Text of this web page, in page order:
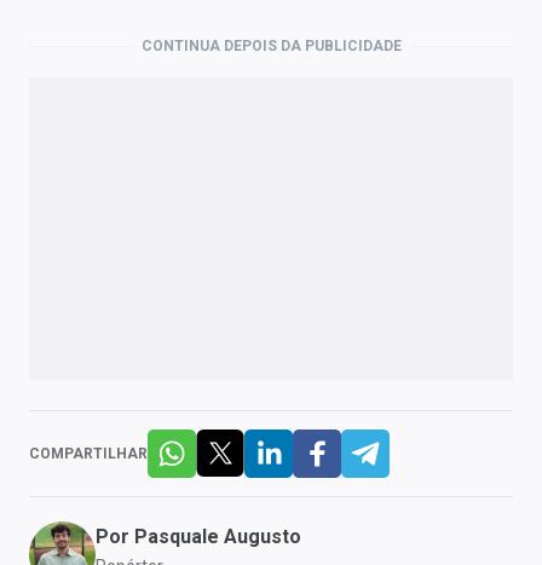
CONTINUA DEPOIS DA PUBLICIDADE
COMPARTILHAR
Por Pasquale Augusto